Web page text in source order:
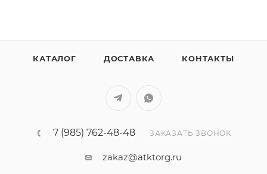
КАТАЛОГ ДОСТАВКА КОНТАКТЫ
7 (985) 762-48-48 ЗАКАЗАТЬ ЗВОНОК
zakaz@atktorg.ru